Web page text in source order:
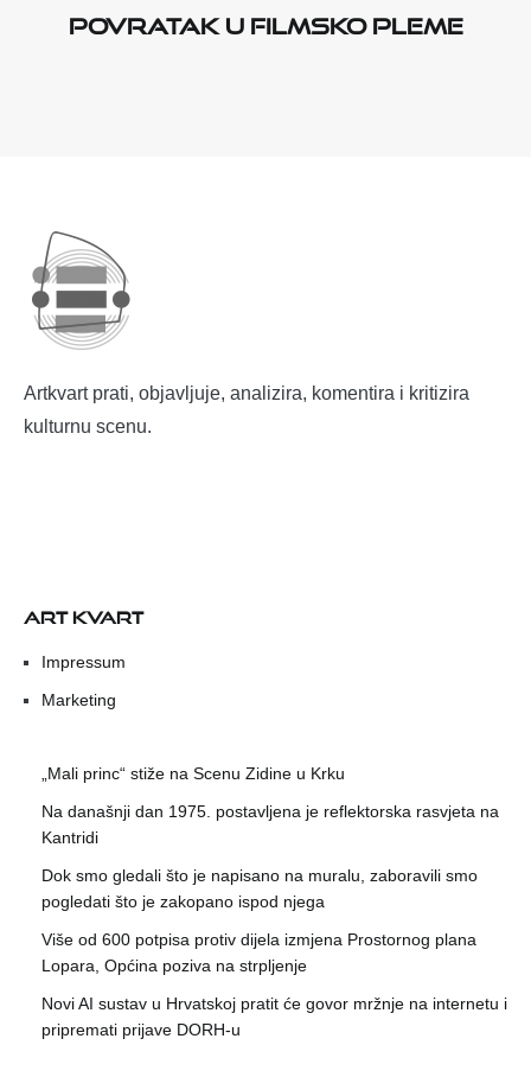
Povratak u filmsko pleme
Artkvart prati, objavljuje, analizira, komentira i kritizira
kulturnu scenu.
ART KVART
Impressum
Marketing
„Mali princ“ stiže na Scenu Zidine u Krku
Na današnji dan 1975. postavljena je reflektorska rasvjeta na
Kantridi
Dok smo gledali što je napisano na muralu, zaboravili smo
pogledati što je zakopano ispod njega
Više od 600 potpisa protiv dijela izmjena Prostornog plana
Lopara, Općina poziva na strpljenje
Novi AI sustav u Hrvatskoj pratit će govor mržnje na internetu i
pripremati prijave DORH-u